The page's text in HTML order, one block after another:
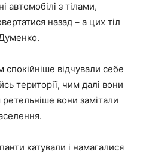
автомобілі з тілами,
назад – а цих тіл
відчували себе
території, чим далі вони
ретельніше вони замітали
катували і намагалися